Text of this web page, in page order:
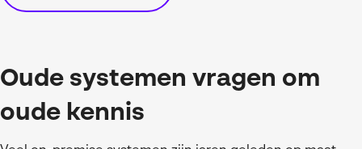
Oude systemen vragen om
oude kennis